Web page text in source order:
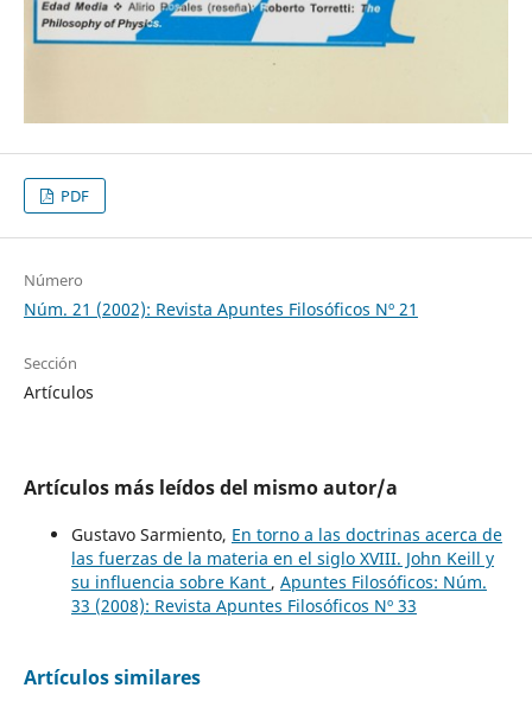
PDF
Número
Núm. 21 (2002): Revista Apuntes Filosóficos Nº 21
Sección
Artículos
Artículos más leídos del mismo autor/a
Gustavo Sarmiento, En torno a las doctrinas acerca de
las fuerzas de la materia en el siglo XVIII. John Keill y
su influencia sobre Kant , Apuntes Filosóficos: Núm.
33 (2008): Revista Apuntes Filosóficos Nº 33
Artículos similares